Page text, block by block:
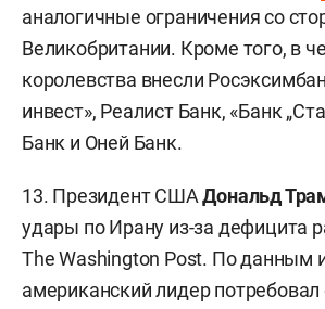
аналогичные ограничения со
Великобритании. Кроме того, в
королевства внесли
инвест», Реалист Банк, «Банк
Банк и Оней Банк.
13. Президент СШАДональд
удары по Ирану из-за дефицита
The Washington Post. По данным
американский лидер потребовал